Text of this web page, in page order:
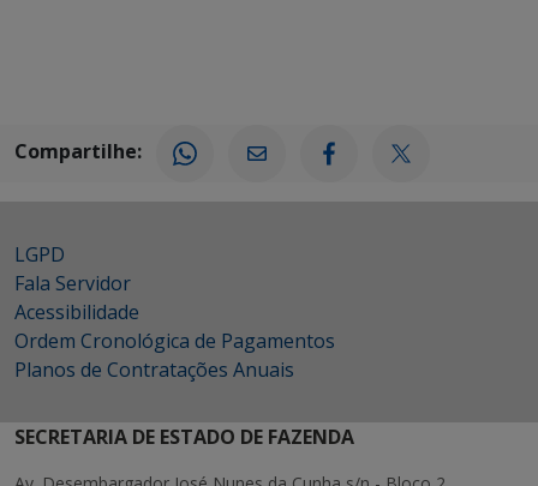
Compartilhe:
LGPD
Fala Servidor
Acessibilidade
Ordem Cronológica de Pagamentos
Planos de Contratações Anuais
SECRETARIA DE ESTADO DE FAZENDA